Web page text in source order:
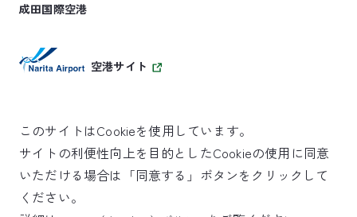
成田国際空港
空港サイト
SKYTRAX
5スターエアポート
このサイトはCookieを使用しています。
サイトの利便性向上を目的としたCookieの使用に同意
いただける場合は「同意する」ボタンをクリックして
ください。